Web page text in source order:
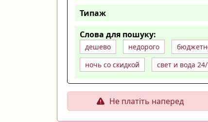
Типаж
Слова для пошуку:
дешево недорого
ночь со скидкой
свет и вода
Не платіть наперед